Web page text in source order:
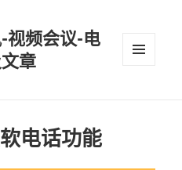
视频会议-电
章
电话功能